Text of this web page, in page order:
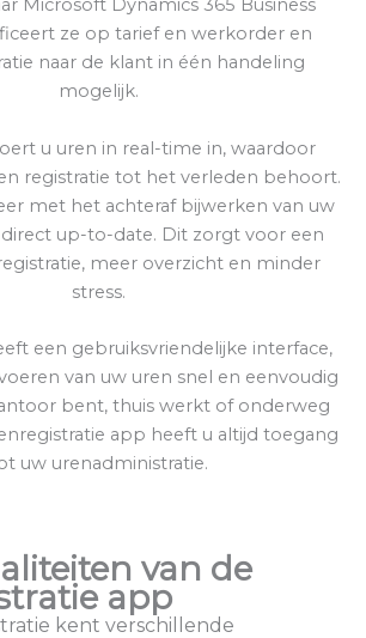
Microsoft Dynamics 365 Business
ze op tarief en werkorder en
naar de klant in één handeling
mogelijk.
u uren in real-time in, waardoor
registratie tot het verleden behoort.
met het achteraf bijwerken van uw
up-to-date. Dit zorgt voor een
meer overzicht en minder
stress.
een gebruiksvriendelijke interface,
van uw uren snel en eenvoudig
bent, thuis werkt of onderweg
app heeft u altijd toegang
uw urenadministratie.
van de
app
kent verschillende